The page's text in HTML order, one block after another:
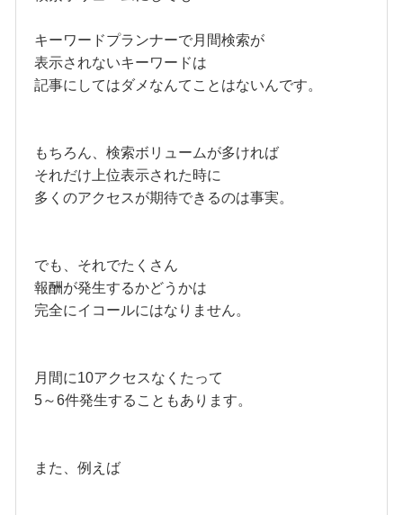
キーワードプランナーで月間検索が
表示されないキーワードは
記事にしてはダメなんてことはないんです。
もちろん、検索ボリュームが多ければ
それだけ上位表示された時に
多くのアクセスが期待できるのは事実。
でも、それでたくさん
報酬が発生するかどうかは
完全にイコールにはなりません。
月間に10アクセスなくたって
5～6件発生することもあります。
また、例えば